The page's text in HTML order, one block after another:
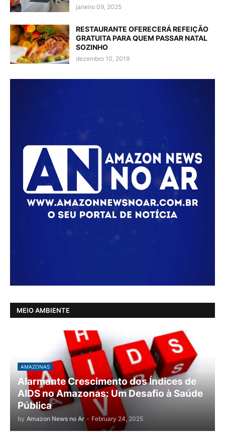
janeiro 09, 2025
RESTAURANTE OFERECERÁ REFEIÇÃO
GRATUITA PARA QUEM PASSAR NATAL
SOZINHO
dezembro 10, 2019
MEIO AMBIENTE
AMAZONAS
Alarmante Crescimento dos Índices de
AIDS no Amazonas: Um Desafio à Saúde
Pública
by Amazon News no Ar - February 24, 2025